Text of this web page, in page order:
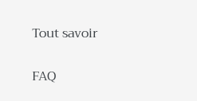
Tout savoir
FAQ